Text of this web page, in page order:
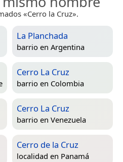
«Cerro la Cruz».
La Planchada
barrio en Argentina
Cerro La Cruz
barrio en Colombia
Cerro La Cruz
barrio en Venezuela
Cerro de la Cruz
localidad en Panamá